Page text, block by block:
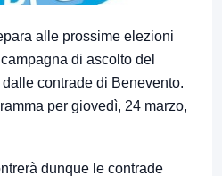
alle prossime elezioni
di ascolto del
contrade di Benevento.
per giovedì, 24 marzo,
dunque le contrade